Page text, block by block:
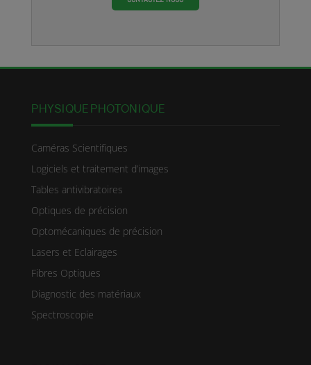
PHYSIQUE PHOTONIQUE
Caméras Scientifiques
Logiciels et traitement d’images
Tables antivibratoires
Optiques de précision
Optomécaniques de précision
Lasers et Eclairages
Fibres Optiques
Diagnostic des matériaux
Spectroscopie